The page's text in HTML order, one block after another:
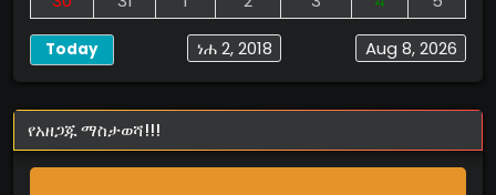
Aug 8, 2026
ነሐ 2, 2018
Today
የአዘጋጁ ማስታወሻ!!!